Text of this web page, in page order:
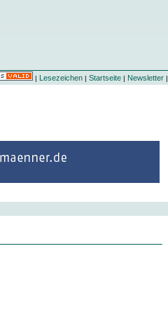
| Lesezeichen| Startseite| Newsletter|